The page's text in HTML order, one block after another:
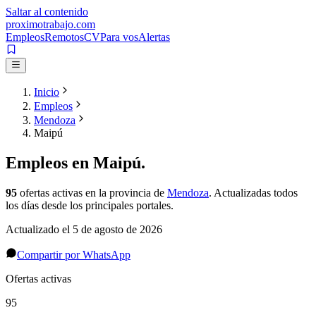
Saltar al contenido
proximotrabajo.com
EmpleosRemotosCVPara vosAlertas
Inicio
Empleos
Mendoza
Maipú
Empleos en Maipú.
95 ofertas activas en la provincia de Mendoza. Actualizadas todos
los días desde los principales portales.
Actualizado el 5 de agosto de 2026
Compartir por WhatsApp
Ofertas activas
95